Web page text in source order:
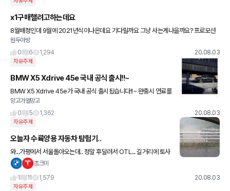
x1구매핼려고하는데요
8월배정인데 9월에 2021년식이나온데요 기다릴까요 그냥 사는게나을까요? 프로모션
차이는없데요
원두아방
0
6 1,294 20.08.03
자유주제
BMW X5 Xdrive 45e 국내 공식 출시!!~
BMW X5 Xdrive 45e가 국내 공식 출시됬습니다!!~ 완충시 연료를
사용하지 않고 최대 54km 주행할 수 있다고 하네요ㅎㅎ 가격은 1억
1280만원~ 1억 2080만원 이랍니다ㅠㅠㅠㅠ
망고가얼망고
0
5 1,362 20.08.03
자유주제
오늘자 수륙양용 자동차 탐험기..
와...가평에서 서울돌아오는데.. 정말 후달려서 OTL... 길거리에 토사
물 쏟아지고, 주먹보다 큰 돌들이 바닥에 자글자글.. 피해가느라 중앙초크미
1
11 1,579 20.08.03
자유주제